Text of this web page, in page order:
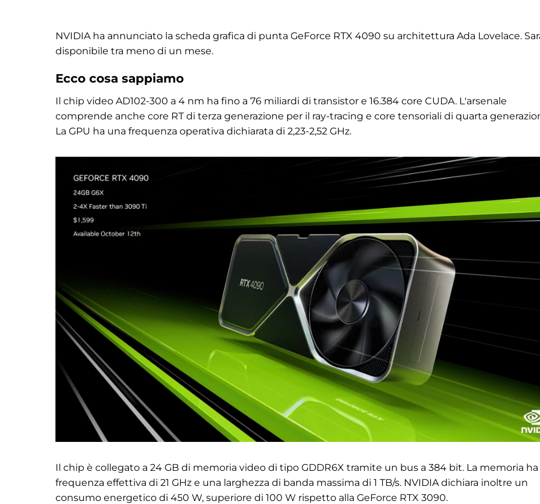
NVIDIA ha annunciato la scheda grafica di punta GeForce RTX 4090 su architettura Ada Lovelace.
disponibile tra meno di un mese.
Ecco cosa sappiamo
Il chip video AD102-300 a 4 nm ha fino a 76 miliardi di transistor e 16.384 core CUDA. L'arsenale
comprende anche core RT di terza generazione per il ray-tracing e core tensoriali di quarta
La GPU ha una frequenza operativa dichiarata di 2,23-2,52 GHz.
Il chip è collegato a 24 GB di memoria video di tipo GDDR6X tramite un bus a 384 bit. La memoria
frequenza effettiva di 21 GHz e una larghezza di banda massima di 1 TB/s. NVIDIA dichiara inoltre un
consumo energetico di 450 W, superiore di 100 W rispetto alla GeForce RTX 3090.